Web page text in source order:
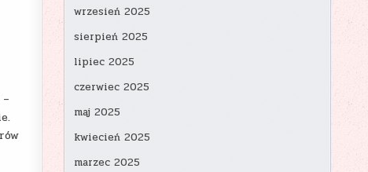
wrzesień 2025
sierpień 2025
lipiec 2025
czerwiec 2025
maj 2025
kwiecień 2025
marzec 2025